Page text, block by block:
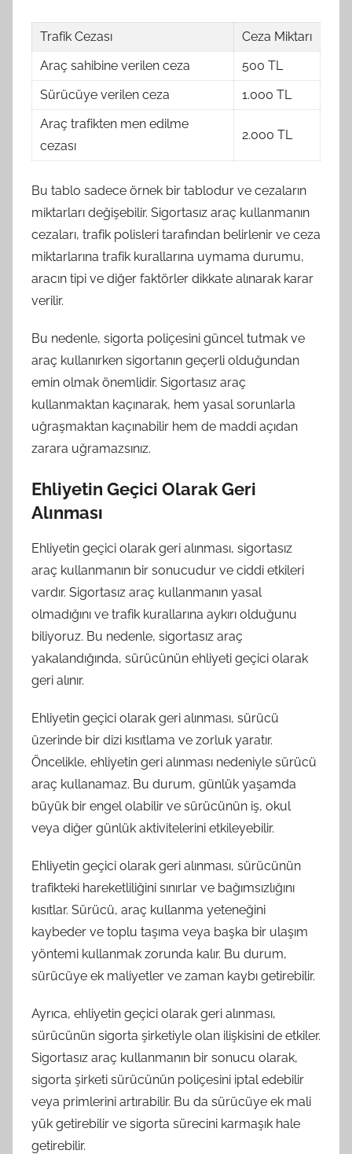
Trafik Cezası
Ceza Miktarı
Araç sahibine verilen ceza
500 TL
Sürücüye verilen ceza
1.000 TL
Araç trafikten men edilme
cezası
2.000 TL
Bu tablo sadece örnek bir tablodur ve cezaların
miktarları değişebilir. Sigortasız araç kullanmanın
cezaları, trafik polisleri tarafından belirlenir ve ceza
miktarlarına trafik kurallarına uymama durumu,
aracın tipi ve diğer faktörler dikkate alınarak karar
verilir.
Bu nedenle, sigorta poliçesini güncel tutmak ve
araç kullanırken sigortanın geçerli olduğundan
emin olmak önemlidir. Sigortasız araç
kullanmaktan kaçınarak, hem yasal sorunlarla
uğraşmaktan kaçınabilir hem de maddi açıdan
zarara uğramazsınız.
Ehliyetin Geçici Olarak Geri
Alınması
Ehliyetin geçici olarak geri alınması, sigortasız
araç kullanmanın bir sonucudur ve ciddi etkileri
vardır. Sigortasız araç kullanmanın yasal
olmadığını ve trafik kurallarına aykırı olduğunu
biliyoruz. Bu nedenle, sigortasız araç
yakalandığında, sürücünün ehliyeti geçici olarak
geri alınır.
Ehliyetin geçici olarak geri alınması, sürücü
üzerinde bir dizi kısıtlama ve zorluk yaratır.
Öncelikle, ehliyetin geri alınması nedeniyle sürücü
araç kullanamaz. Bu durum, günlük yaşamda
büyük bir engel olabilir ve sürücünün iş, okul
veya diğer günlük aktivitelerini etkileyebilir.
Ehliyetin geçici olarak geri alınması, sürücünün
trafikteki hareketliliğini sınırlar ve bağımsızlığını
kısıtlar. Sürücü, araç kullanma yeteneğini
kaybeder ve toplu taşıma veya başka bir ulaşım
yöntemi kullanmak zorunda kalır. Bu durum,
sürücüye ek maliyetler ve zaman kaybı getirebilir.
Ayrıca, ehliyetin geçici olarak geri alınması,
sürücünün sigorta şirketiyle olan ilişkisini de etkiler.
Sigortasız araç kullanmanın bir sonucu olarak,
sigorta şirketi sürücünün poliçesini iptal edebilir
veya primlerini artırabilir. Bu da sürücüye ek mali
yük getirebilir ve sigorta sürecini karmaşık hale
getirebilir.